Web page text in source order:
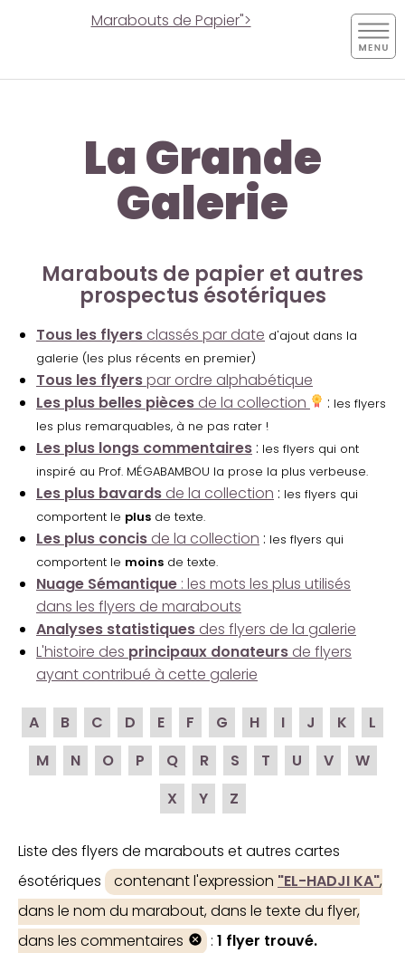
Marabouts de Papier">
La Grande
Galerie
Marabouts de papier et autres
prospectus ésotériques
Tous les flyers classés par date d'ajout dans la
galerie (les plus récents en premier)
Tous les flyerspar ordre alphabétique
Les plus belles pièces de la collection : les flyers
les plus remarquables, à ne pas rater !
Les plus longs commentaires : les flyers qui ont
inspiré au Prof. MÉGABAMBOU la prose la plus verbeuse.
Les plus bavards de la collection : les flyers qui
comportent le plus de texte.
Les plus concis de la collection : les flyers qui
comportent le moins de texte.
Nuage Sémantique : les mots les plus utilisés
dans les flyers de marabouts
Analyses statistiques des flyers de la galerie
L'histoire des principaux donateurs de flyers
ayant contribué à cette galerie
A B C D E F G H I J K
L
M
N O P Q R S T U V
W
X
Y Z
Liste des flyers de marabouts et autres cartes
ésotériques
contenant l'expression "EL-HADJI KA",
dans le nom du marabout, dans le texte du flyer,
dans les commentaires
: 1 flyer trouvé.